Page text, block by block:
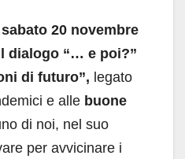
20 novembre
dialogo “… e poi?”
di futuro”, legato
e alle buone
di noi, nel suo
per avvicinare i